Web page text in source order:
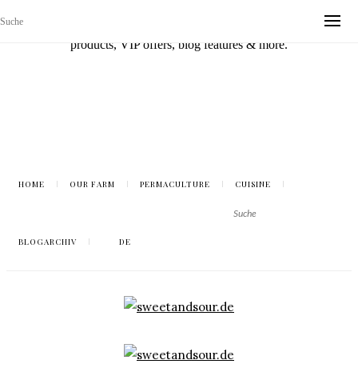
Sign up with your email address to be the first to know about new
products, VIP offers, blog features & more.
HOME OUR FARM PERMACULTURE CUISINE
BLOGARCHIV DE